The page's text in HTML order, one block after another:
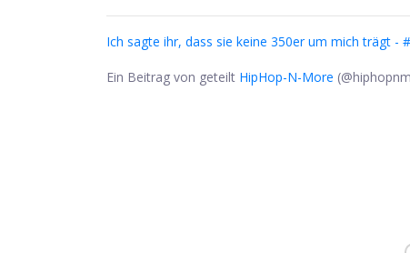
Ich sagte ihr, dass sie keine 350er um mich trägt -
Ein Beitrag von geteilt HipHop-N-More